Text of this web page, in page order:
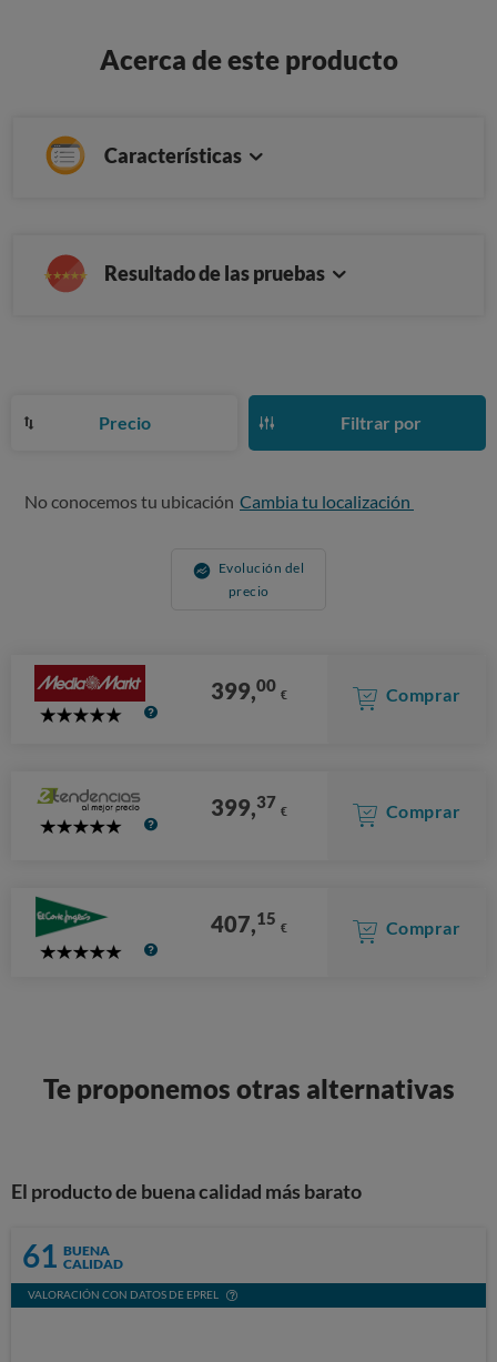
Acerca de este producto
Características
Resultado de las pruebas
Precio Filtrar por
No conocemos tu ubicación Cambia tu localización
Evolución del
precio
5
399,00 € Comprar
5
399,37 € Comprar
5
407,15 € Comprar
Te proponemos otras alternativas
El producto de buena calidad más barato
61 BUENA
CALIDAD
VALORACIÓN CON DATOS DE EPREL